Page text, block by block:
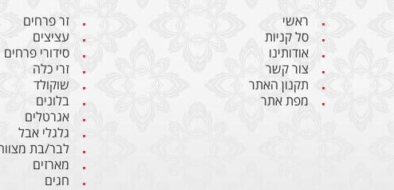
ראשי
סל קניות
אודותינו
צור קשר
תקנון האתר
מפת אתר
זר פרחים
עציצים
סידורי פרחים
זרי כלה
שוקולד
בלונים
אגרטלים
גלגלי אבל
לבר/בת
מארזים
חגים